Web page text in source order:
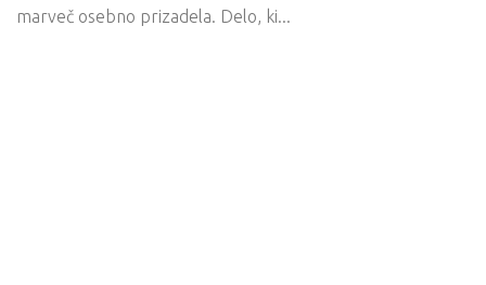
marveč osebno prizadela. Delo, ki...